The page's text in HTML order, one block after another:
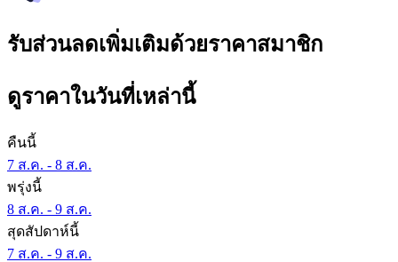
รับส่วนลดเพิ่มเติมด้วยราคาสมาชิก
ดูราคาในวันที่เหล่านี้
คืนนี้
7 ส.ค. - 8 ส.ค.
พรุ่งนี้
8 ส.ค. - 9 ส.ค.
สุดสัปดาห์นี้
7 ส.ค. - 9 ส.ค.